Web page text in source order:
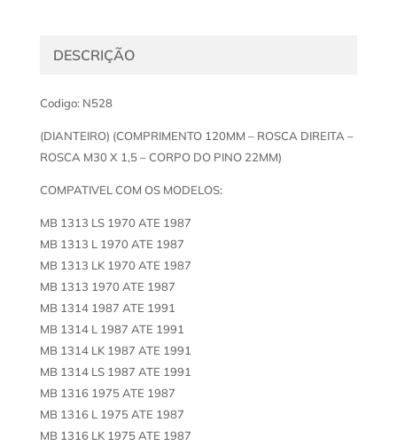
DESCRIÇÃO
Codigo: N528
(DIANTEIRO) (COMPRIMENTO 120MM – ROSCA DIREITA –
ROSCA M30 X 1,5 – CORPO DO PINO 22MM)
COMPATIVEL COM OS MODELOS:
MB 1313 LS 1970 ATE 1987
MB 1313 L 1970 ATE 1987
MB 1313 LK 1970 ATE 1987
MB 1313 1970 ATE 1987
MB 1314 1987 ATE 1991
MB 1314 L 1987 ATE 1991
MB 1314 LK 1987 ATE 1991
MB 1314 LS 1987 ATE 1991
MB 1316 1975 ATE 1987
MB 1316 L 1975 ATE 1987
MB 1316 LK 1975 ATE 1987